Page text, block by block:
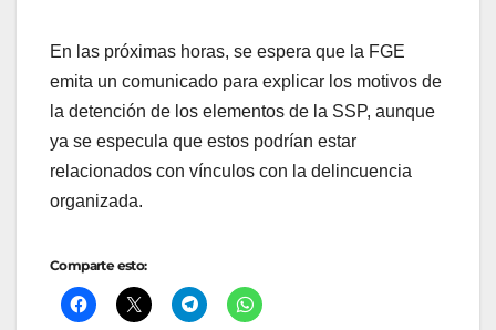
En las próximas horas, se espera que la FGE
emita un comunicado para explicar los motivos de
la detención de los elementos de la SSP, aunque
ya se especula que estos podrían estar
relacionados con vínculos con la delincuencia
organizada.
Comparte esto: